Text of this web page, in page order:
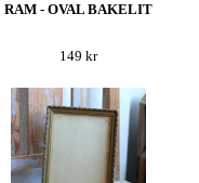
RAM - OVAL BAKELIT
149 kr